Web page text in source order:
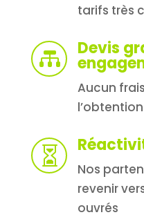
tarifs très
 Devis
Aucun

Nos
revenir
ouvrés